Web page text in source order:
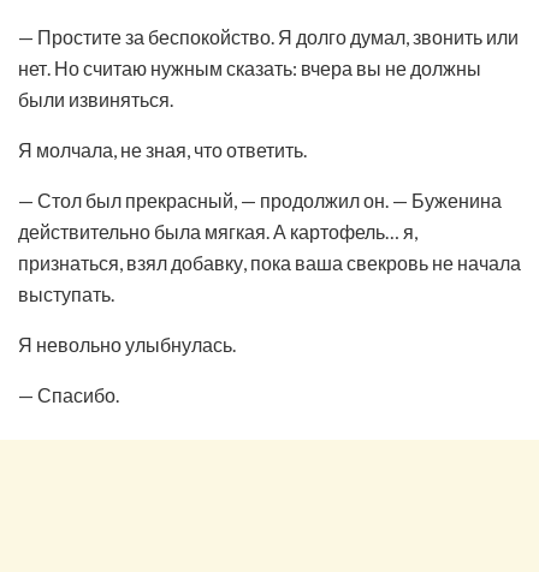
— Простите за беспокойство. Я долго думал, звонить или
нет. Но считаю нужным сказать: вчера вы не должны
были извиняться.
Я молчала, не зная, что ответить.
— Стол был прекрасный, — продолжил он. — Буженина
действительно была мягкая. А картофель… я,
признаться, взял добавку, пока ваша свекровь не начала
выступать.
Я невольно улыбнулась.
— Спасибо.